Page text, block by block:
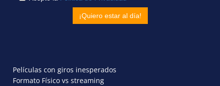
Películas con giros inesperados
Formato Físico vs streaming